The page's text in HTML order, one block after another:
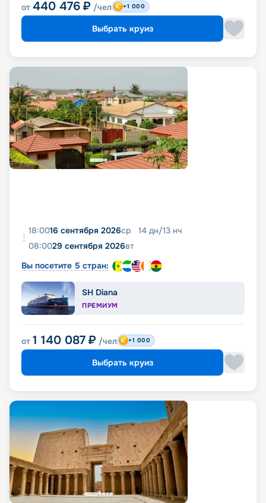
от 440 476 ₽ /чел +1 000
Выбрать круиз
18:0016 сентября 2026ср 14 дн/13 нч
08:0029 сентября 2026вт
Вы посетите 5 стран:
SH Diana
ПРЕМИУМ
от 1 140 087 ₽ /чел +1 000
Выбрать круиз